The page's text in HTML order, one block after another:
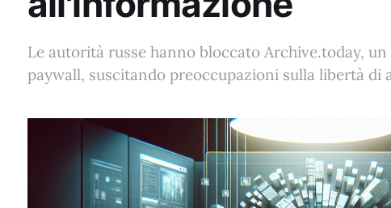
Le autorità russe hanno bloccato Archive.today,
paywall, suscitando preoccupazioni sulla libertà di